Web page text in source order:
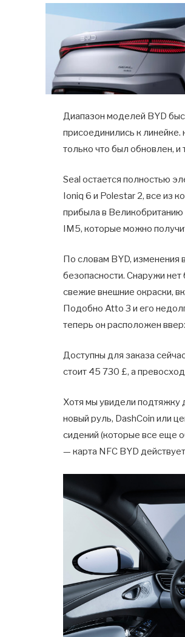
Диапазон моделей BYD
присоединились к
только что был обновлен, и
Seal остается полностью
Ioniq 6 и Polestar 2, все из
прибыла в Великобританию
IM5, которые можно
По словам BYD, изменения
безопасности. Снаружи
свежие внешние окраски,
Подобно Atto 3 и его
теперь он расположен
Доступны для заказа
стоит 45 730 £, а
Хотя мы увидели подтяжку
новый руль, DashCoin или
сидений (которые все еще
— карта NFC BYD